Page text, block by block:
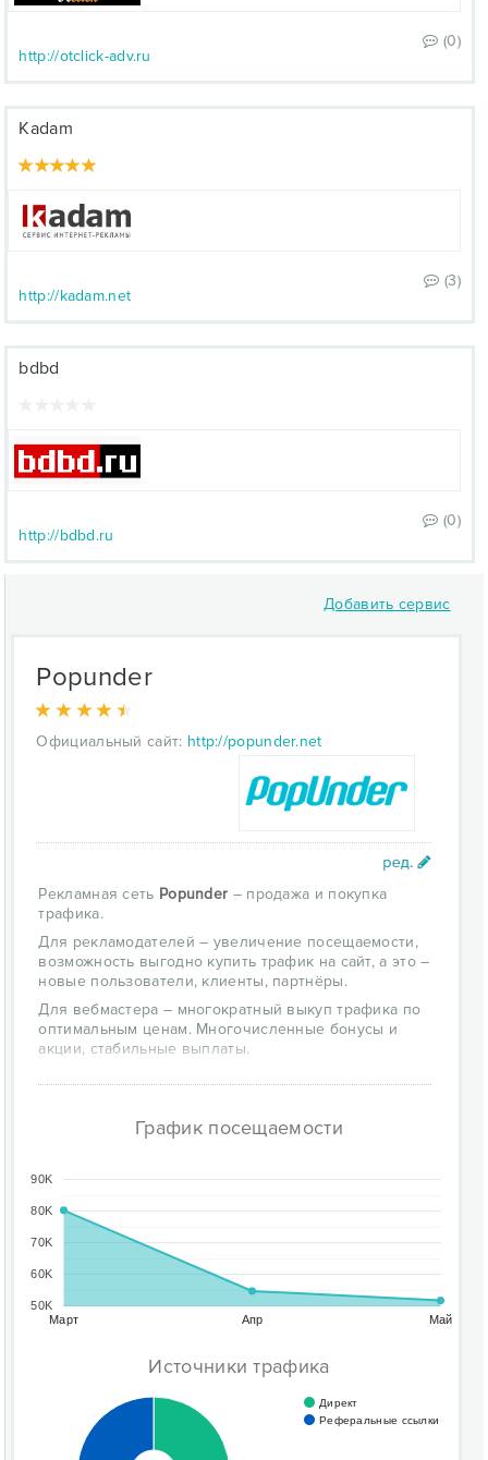
(0)
http://otclick-adv.ru
Kadam
(3)
http://kadam.net
bdbd
(0)
http://bdbd.ru
Добавить сервис
Popunder
Официальный сайт: http://popunder.net
Рекламная сеть Popunder – продажа и покупка
трафика.
Для рекламодателей – увеличение посещаемости,
возможность выгодно купить трафик на сайт, а это –
новые пользователи, клиенты, партнёры.
Для вебмастера – многократный выкуп трафика по
оптимальным ценам. Многочисленные бонусы и
акции, стабильные выплаты.
График посещаемости
Март Апр Май
50K
60K
70K
80K
90K
Источники трафика
Директ
Реферальные ссылки